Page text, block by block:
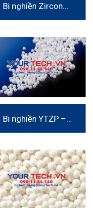
Bi nghiền Zirconox
Bi nghiền YTZP –